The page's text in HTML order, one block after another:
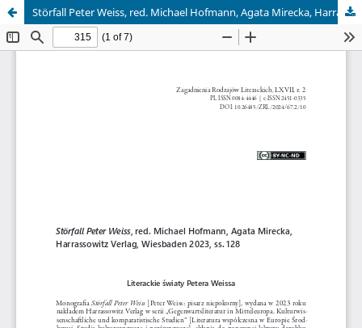
Störfall Peter Weiss, red. Michael Hofmann, Agata Mirecka, Harrassowitz Verlag, Wiesbaden 2023, ss. 128